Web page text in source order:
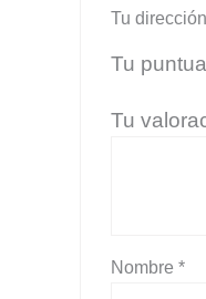
Tu
Tu
Tu
Nombre *